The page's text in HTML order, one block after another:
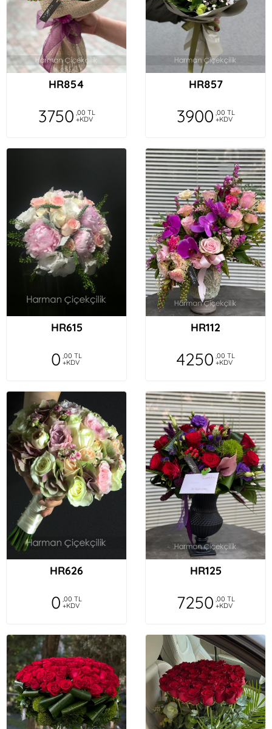
HR854
3750 ,00 TL
+KDV
HR857
3900 ,00 TL
+KDV
HR615
0 ,00 TL
+KDV
HR112
4250 ,00 TL
+KDV
HR626
0 ,00 TL
+KDV
HR125
7250 ,00 TL
+KDV